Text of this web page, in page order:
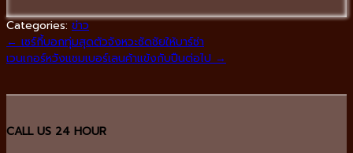
Categories:ข่าว
←เซร์กี้บอกทุ่มสุดตัวจังหวะซัดชัยให้บาร์ซ่า
เวนเกอร์หวังแชมเบอร์เลนค้าแข้งกับปืนต่อไป→
CALL US 24 HOUR